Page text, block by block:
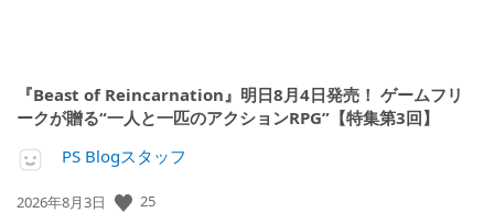
『Beast of Reincarnation』明日8月4日発売！ ゲームフリ
ークが贈る“一人と一匹のアクションRPG”【特集第3回】
PS Blogスタッフ
公
2026年8月3日 25